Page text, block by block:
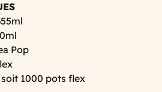
Pop
1000 pots flex